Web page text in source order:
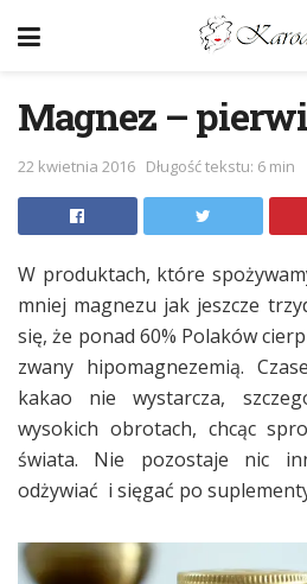
Magnez –
22 kwietnia 2016 Długość tekstu: 6 min
W produktach, które
mniej magnezu jak jeszcze
się, że ponad 60% Polaków
zwany hipomagnezemią.
kakao nie wystarcza,
wysokich obrotach, chcąc
świata. Nie pozostaje nic
odżywiać i sięgać po